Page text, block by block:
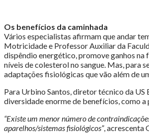
Os benefícios da caminhada
Vários especialistas afirmam que andar
Motricidade e Professor Auxiliar da
dispêndio energético, promove ganhos
níveis de colesterol no sangue. Mas, para
adaptações fisiológicas que vão além de
Para Urbino Santos, diretor técnico da US
diversidade enorme de benefícios, como a
“Existe um menor número de
aparelhos/sistemas fisiológicos”, acrescenta